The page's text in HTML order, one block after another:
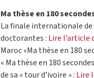
Ma thèse en 180
La finale internationale de
doctorantes : Lire l’article
Maroc «Ma thèse en 180
« Ma thèse en 180
de sa « tour d’ivoire » : Lire